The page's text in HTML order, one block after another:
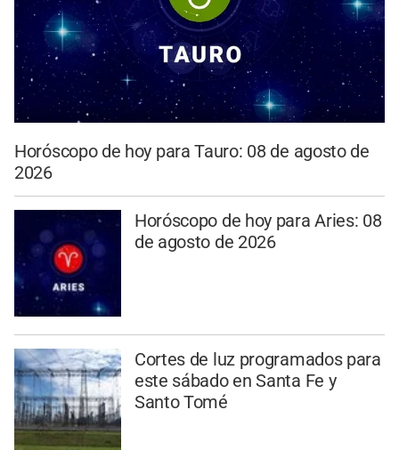
Horóscopo de hoy para Tauro: 08 de agosto de
2026
Horóscopo de hoy para Aries: 08
de agosto de 2026
Cortes de luz programados para
este sábado en Santa Fe y
Santo Tomé